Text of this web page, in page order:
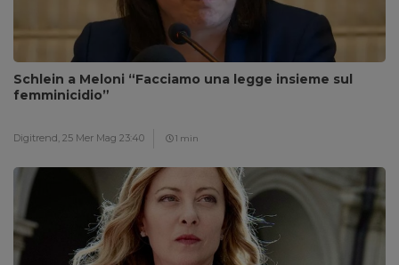
Schlein a Meloni “Facciamo una legge insieme sul
femminicidio”
Digitrend, 25 Mer Mag 23:40 1 min